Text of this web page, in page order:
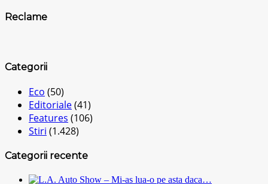
Reclame
Categorii
Eco (50)
Editoriale(41)
Features (106)
Stiri (1.428)
Categorii recente